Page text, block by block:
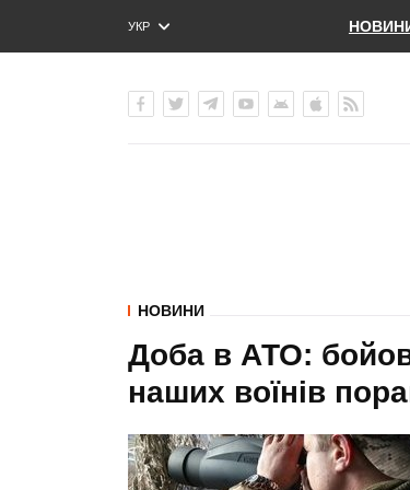
УКР
ENG
НОВИНИ
Доба в АТО:
наших воїнів